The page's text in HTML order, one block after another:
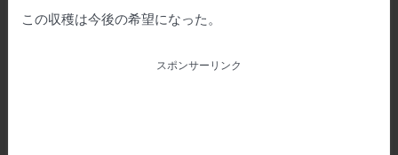
この収穫は今後の希望になった。
スポンサーリンク